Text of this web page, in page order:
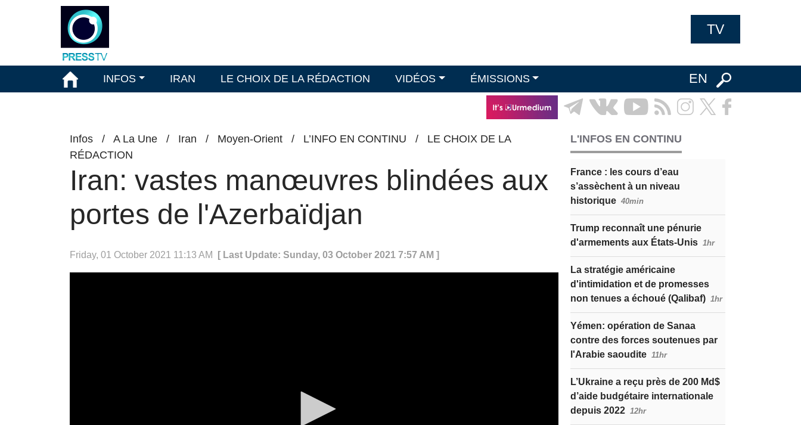
TV
INFOS IRAN LE CHOIX DE LA RÉDACTION VIDÉOS ÉMISSIONS EN
Infos / A La Une / Iran / Moyen-Orient / L’INFO EN CONTINU /
LE CHOIX DE LA
RÉDACTION
Iran: vastes manœuvres blindées aux
portes de l'Azerbaïdjan
Friday, 01 October 2021 11:13 AM [ Last Update: Sunday, 03 October 2021 7:57 AM ]
L'INFOS EN CONTINU
France : les cours d’eau
s’assèchent à un niveau
historique 40min
Trump reconnaît une pénurie
d'armements aux États-Unis 1hr
La stratégie américaine
d'intimidation et de promesses
non tenues a échoué (Qalibaf) 1hr
Yémen: opération de Sanaa
contre des forces soutenues par
l'Arabie saoudite 11hr
L’Ukraine a reçu près de 200 Md$
d’aide budgétaire internationale
depuis 2022 12hr